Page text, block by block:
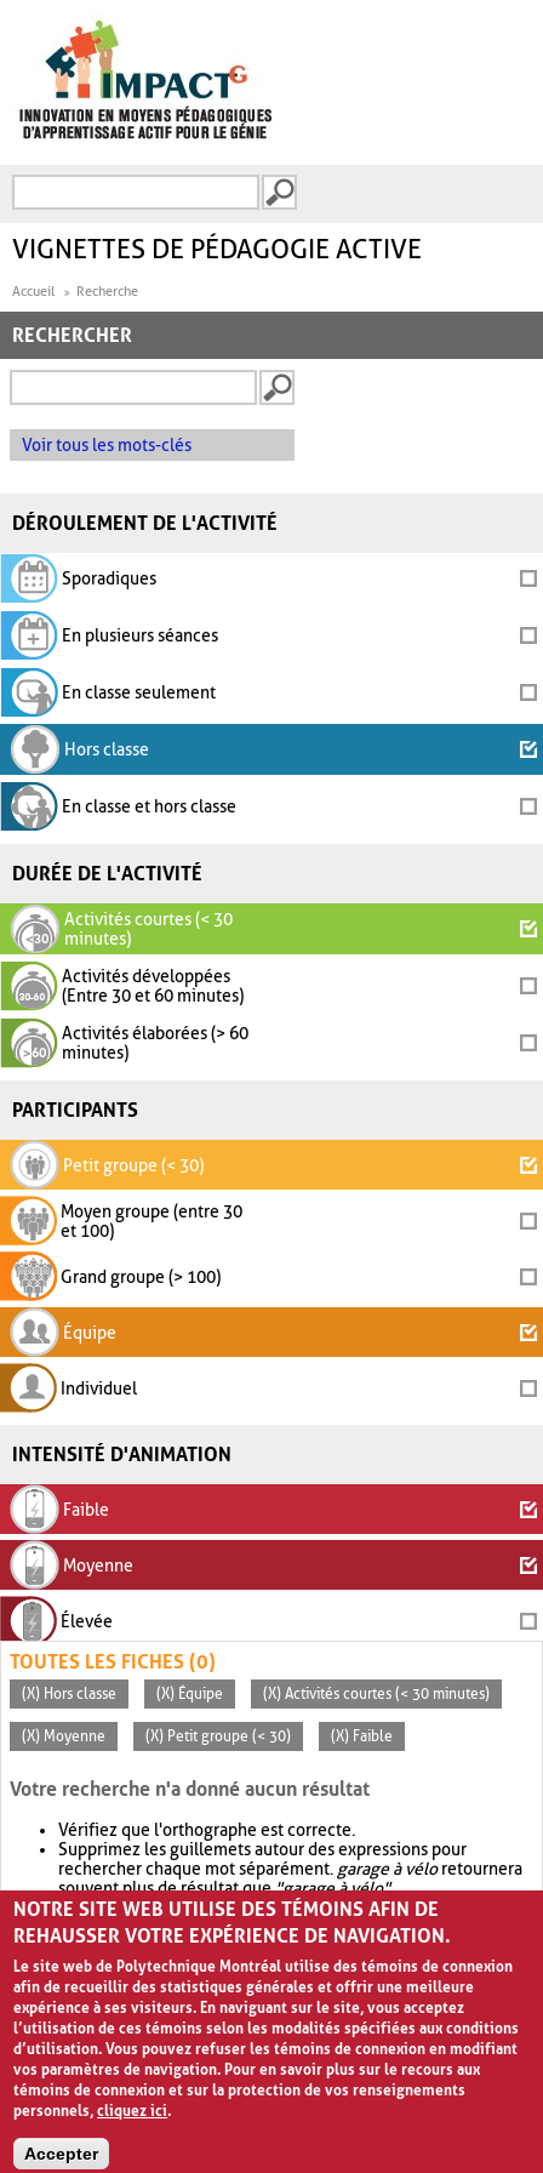
FORMULAIRE DE
VIGNETTES DE PÉDAGOGIE ACTIVE
Accueil Recherche
RECHERCHER
Voir tous les mots-clés
DÉROULEMENT DE L'ACTIVITÉ
Sporadiques
En plusieurs séances
En classe seulement
Hors classe
En classe et hors classe
DURÉE DE L'ACTIVITÉ
Activités courtes (< 30
minutes)
Activités développées
(Entre 30 et 60 minutes)
Activités élaborées (> 60
minutes)
PARTICIPANTS
Petit groupe (< 30)
Moyen groupe (entre 30
et 100)
Grand groupe (> 100)
Équipe
Individuel
INTENSITÉ D'ANIMATION
Faible
Moyenne
Élevée
TOUTES LES FICHES (0)
(X) Hors classe (X) Équipe (X) Activités courtes (< 30 minutes)
(X) Moyenne (X) Petit groupe (< 30) (X) Faible
Votre recherche n'a donné aucun résultat
Vérifiez que l'orthographe est correcte.
Supprimez les guillemets autour des expressions pour
rechercher chaque mot séparément. garage à véloretournera
souvent plus de résultat que"garage à vélo".
Envisagez d'élargir votre recherche avec OR.garage OR vélo
retournera souvent plus de résultat quegarage à vélo
NOTRE SITE WEB UTILISE DES TÉMOINS AFIN DE
REHAUSSER VOTRE EXPÉRIENCE DE NAVIGATION.
Le site web de Polytechnique Montréal utilise des témoins de connexion
afin de recueillir des statistiques générales et offrir une meilleure
expérience à ses visiteurs. En naviguant sur le site, vous acceptez
l’utilisation de ces témoins selon les modalités spécifiées aux conditions
d’utilisation. Vous pouvez refuser les témoins de connexion en modifiant
vos paramètres de navigation. Pour en savoir plus sur le recours aux
témoins de connexion et sur la protection de vos renseignements
personnels,cliquez ici.
Accepter